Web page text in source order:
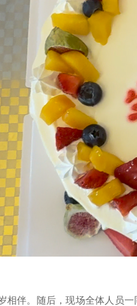
相伴。随后，现场全体人员